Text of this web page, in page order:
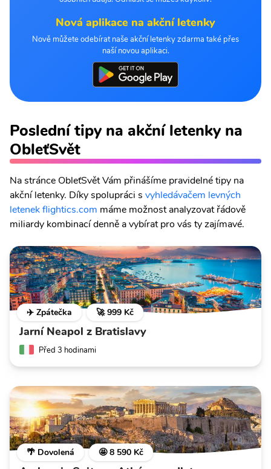
Nová aplikace na akční letenky
Nově můžete odebírat naše akční letenky zdarma také přes
naší novou aplikaci.
Poslední tipy na akční letenky na
ObleťSvět
Na stránce ObleťSvět Vám přinášíme pravidelné tipy na
akční letenky. Díky spolupráci s vyhledávačem levných
letenek flightics.com máme možnost analyzovat řádově
miliardy kombinací denně a vybírat pro vás ty zajímavé.
✈️ Zpátečka 🚀 999 Kč
Jarní Neapol z Bratislavy
Před 3 hodinami
🌴 Dovolená 🤩 8 590 Kč